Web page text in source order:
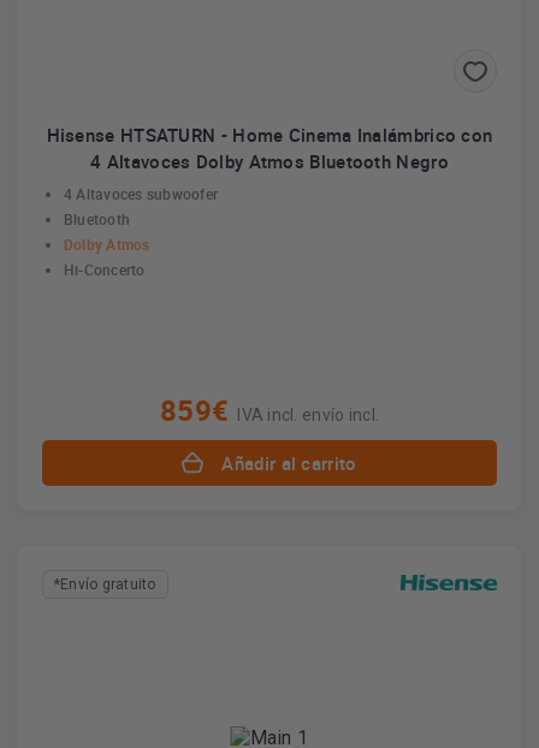
Hisense HTSATURN - Home Cinema Inalámbrico con
4 Altavoces Dolby Atmos Bluetooth Negro
4 Altavoces subwoofer
Bluetooth
Dolby Atmos
Hi-Concerto
859€ IVA incl. envío incl.
Añadir al carrito
*Envío gratuito